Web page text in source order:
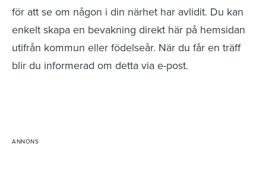
för att se om någon i din närhet har avlidit. Du kan
enkelt skapa en bevakning direkt här på hemsidan
utifrån kommun eller födelseår. När du får en träff
blir du informerad om detta via e-post.